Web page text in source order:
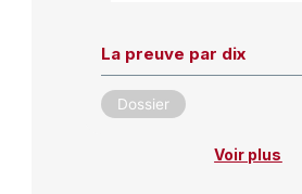
La preuve par dix
Dossier
Voir plus